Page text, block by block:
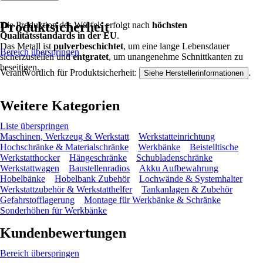
Die Produktion des Würfels erfolgt nach höchsten
Qualitätsstandards in der EU.
Das Metall ist pulverbeschichtet, um eine lange Lebensdauer
sicherzustellen undentgratet, um unangenehme Schnittkanten zu
beseitigen.
Produktsicherheit
Bereich überspringen
Verantwortlich für Produktsicherheit: Siehe Herstellerinformationen .
Weitere Kategorien
Liste überspringen
Maschinen, Werkzeug & Werkstatt
Werkstatteinrichtung
Hochschränke & Materialschränke
Werkbänke
Beistelltische
Werkstatthocker
Hängeschränke
Schubladenschränke
Werkstattwagen
Baustellenradios
Akku Aufbewahrung
Hobelbänke
Hobelbank Zubehör
Lochwände & Systemhalter
Werkstattzubehör & Werkstatthelfer
Tankanlagen & Zubehör
Gefahrstofflagerung
Montage für Werkbänke & Schränke
Sonderhöhen für Werkbänke
Kundenbewertungen
Bereich überspringen